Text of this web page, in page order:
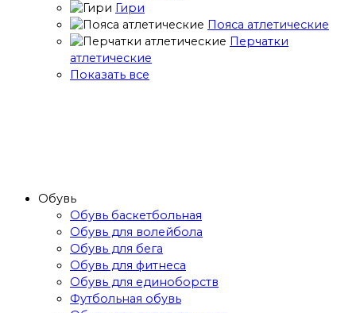
Гири
Пояса атлетические
Перчатки
атлетические
Показать все
Обувь
Обувь баскетбольная
Обувь для волейбола
Обувь для бега
Обувь для фитнеса
Обувь для единоборств
Футбольная обувь